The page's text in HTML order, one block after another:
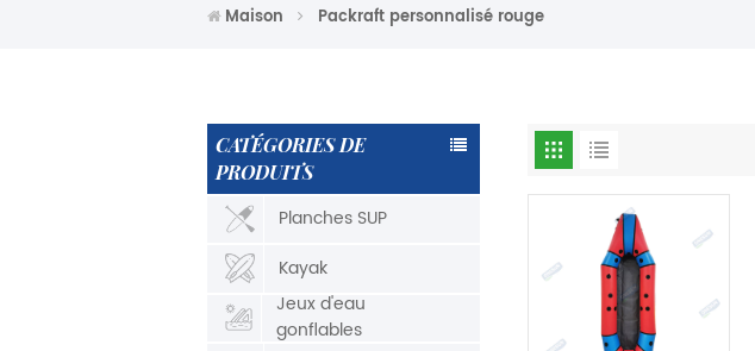
Maison Packraft personnalisé rouge
CATÉGORIES DE
PRODUITS
Planches SUP
Kayak
Jeux d'eau
gonflables